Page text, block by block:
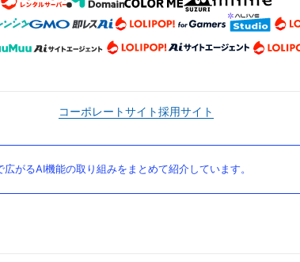
コーポレートサイト採用サイト
がるAI機能の取り組みをまとめて紹介しています。